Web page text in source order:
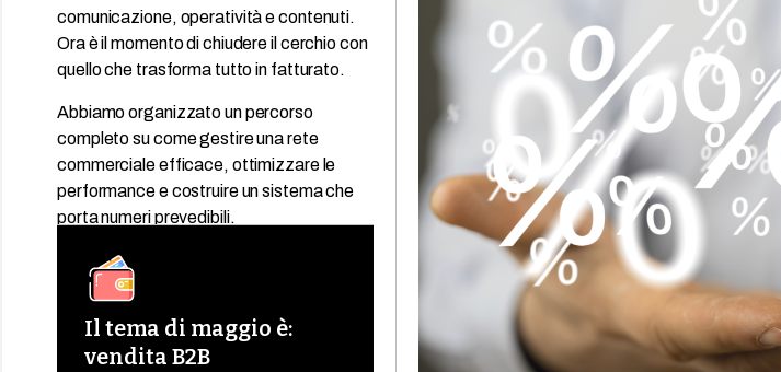
comunicazione, operatività e contenuti.
Ora è il momento di chiudere il cerchio con
quello che trasforma tutto in fatturato.
Abbiamo organizzato un percorso
completo su come gestire una rete
commerciale efficace, ottimizzare le
performance e costruire un sistema che
porta numeri prevedibili.
Il tema di maggio è:
vendita B2B